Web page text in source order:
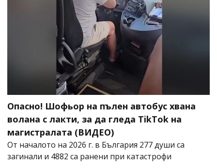
Опасно! Шофьор на пълен автобус хвана
волана с лакти, за да гледа TikTok на
магистралата (ВИДЕО)
От началото на 2026 г. в България 277 души са
загинали и 4882 са ранени при катастрофи